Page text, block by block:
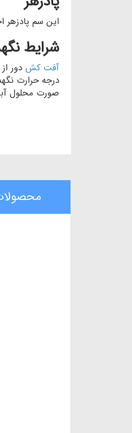
این سم پادزهر
شرایط
آفت کش دور
صورت محلول